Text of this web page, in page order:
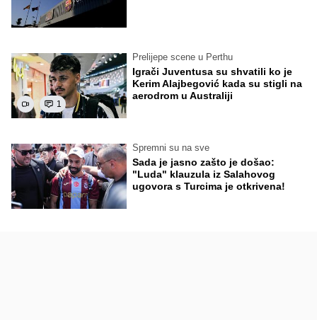
1
Prelijepe scene u Perthu
Igrači Juventusa su shvatili ko je
Kerim Alajbegović kada su stigli na
aerodrom u Australiji
Spremni su na sve
Sada je jasno zašto je došao:
"Luda" klauzula iz Salahovog
ugovora s Turcima je otkrivena!